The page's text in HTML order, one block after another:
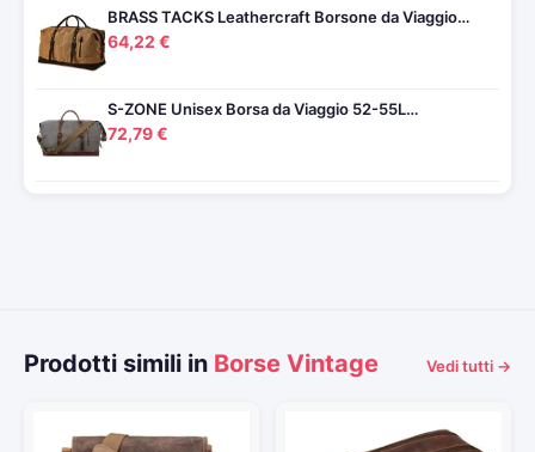
BRASS TACKS Leathercraft Borsone da Viaggio…
64,22 €
S-ZONE Unisex Borsa da Viaggio 52-55L…
72,79 €
Prodotti simili in Borse Vintage Vedi tutti →